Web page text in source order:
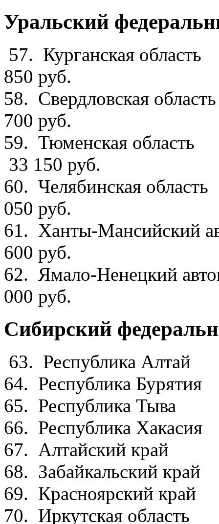
Уральский
57.
850 руб.
58.
700 руб.
59.
33 150 руб.
60.
050 руб.
61. Ханты-Мансийский
600 руб.
62. Ямало-
000 руб.
Сибирский
63.
64. Республика
65.
66. Республика
67. Алтайский
68.
69.
70. Иркутская